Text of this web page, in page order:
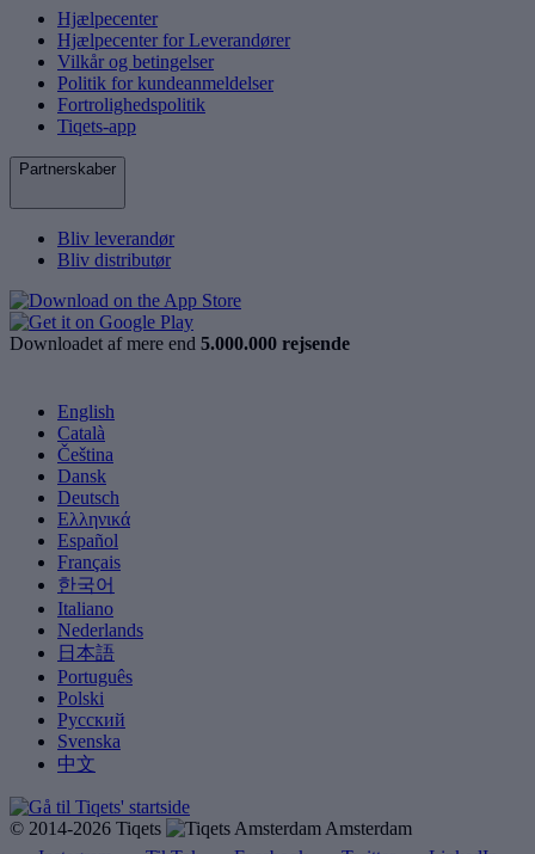
Hjælpecenter
Hjælpecenter for Leverandører
Vilkår og betingelser
Politik for kundeanmeldelser
Fortrolighedspolitik
Tiqets-app
Partnerskaber
Bliv leverandør
Bliv distributør
Downloadet af mere end 5.000.000 rejsende
English
Català
Čeština
Dansk
Deutsch
Ελληνικά
Español
Français
한국어
Italiano
Nederlands
日本語
Português
Polski
Русский
Svenska
中文
© 2014-2026 Tiqets
Amsterdam